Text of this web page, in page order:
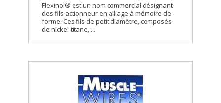
Flexinol® est un nom commercial désignant
des fils actionneur en alliage à mémoire de
forme. Ces fils de petit diamètre, composés
de nickel-titane, ...